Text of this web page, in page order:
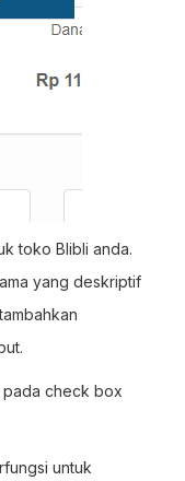
toko Blibli anda.
yang deskriptif
pada check box
untuk